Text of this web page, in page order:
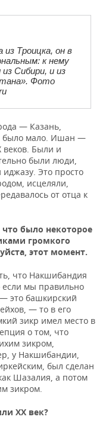
из Троицка, он в
к нему
Сибири, и из
Фото
— Казань,
было мало. Ишан —
веков. Были и
были люди,
Это просто
исцеляли,
от отца к
было некоторое
громкого
этот момент.
что Накшибандия
если мы правильно
это башкирский
— то в его
зикр имел место в
о том, что
зикром,
у Накшибандии,
был сделан
Шазалия, а потом
зикром.
XX век?